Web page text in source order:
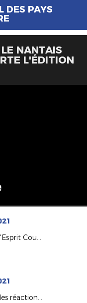
DES PAYS
NANTAIS
L'ÉDITION
Coupe de France : "Esprit Coupe", zoom sur les 8es de finale !
Coupe de France : les réactions après Saumur-Toulouse !